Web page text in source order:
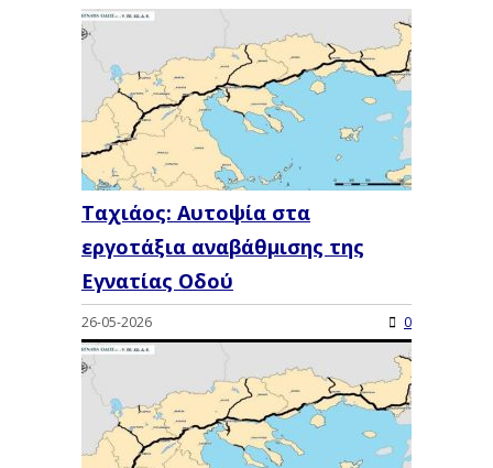
Ταχιάος: Αυτοψία στα
εργοτάξια αναβάθμισης της
Εγνατίας Οδού
26-05-2026 0